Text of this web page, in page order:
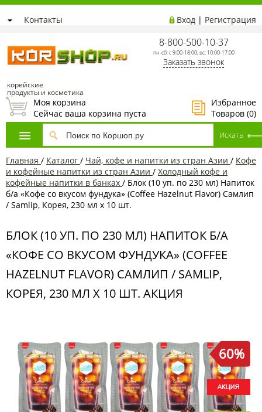
Контакты Вход | Регистрация
корейские
продукты и косметика
8-800-500-10-37
пн-сб: с 9:00-18:00; вс: 10:00-17:00
Заказать звонок
Избранное
Товаров (0)
Моя корзина
Сейчас ваша корзина пуста
Главная / Каталог / Чай, кофе и напитки из стран Азии / Кофе
и кофейные напитки из стран Азии / Холодный кофе и
кофейные напитки в банках / Блок (10 уп. по 230 мл) Напиток
б/а «Кофе со вкусом фундука» (Coffee Hazelnut Flavor) Самлип
/ Samlip, Корея, 230 мл х 10 шт.
БЛОК (10 УП. ПО 230 МЛ) НАПИТОК Б/А
«КОФЕ СО ВКУСОМ ФУНДУКА» (COFFEE
HAZELNUT FLAVOR) САМЛИП / SAMLIP,
КОРЕЯ, 230 МЛ Х 10 ШТ. АКЦИЯ
60%